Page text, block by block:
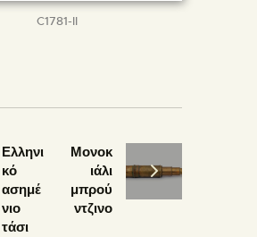
C1781-II
Ελληνι
κό
ασημέ
νιο
τάσι
Μονοκ
ιάλι
μπρού
ντζινο